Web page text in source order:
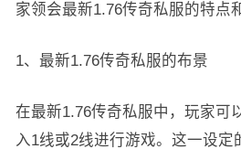
家领会最新1.76传奇私服的特点
1、最新1.76传奇私服的布景
在最新1.76传奇私服中，玩家可
入1线或2线进行游戏。这一设定